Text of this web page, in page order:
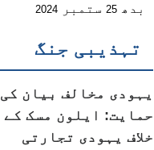
بدھ 25 ستمبر 2024
تہذیبی جنگ
یہودی مخالف بیان کی
حمایت: ایلون مسک کے
خلاف یہودی تجارتی